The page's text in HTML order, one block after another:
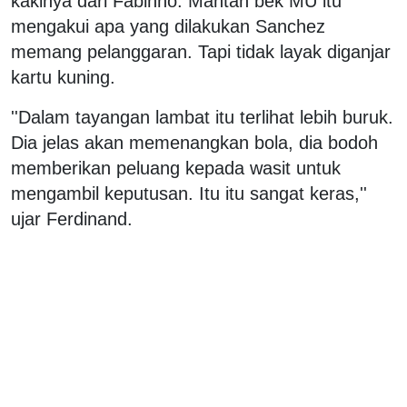
mengakui apa yang dilakukan Sanchez
memang pelanggaran. Tapi tidak layak diganjar
kartu kuning.
''Dalam tayangan lambat itu terlihat lebih buruk.
Dia jelas akan memenangkan bola, dia bodoh
memberikan peluang kepada wasit untuk
mengambil keputusan. Itu itu sangat keras,''
ujar Ferdinand.